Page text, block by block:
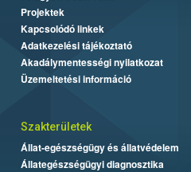
Projektek
Kapcsolódó linkek
Adatkezelési tájékoztató
Akadálymentességi nyilatkozat
Üzemeltetési információ
Szakterületek
Állat-egészségügy és állatvédelem
Állategészségügyi diagnosztika